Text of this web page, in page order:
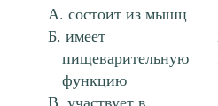
состоит из мышц
имеет
пищеварительную
функцию